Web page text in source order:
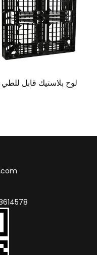
لوح بلاستيك قابل للطي
15988910657